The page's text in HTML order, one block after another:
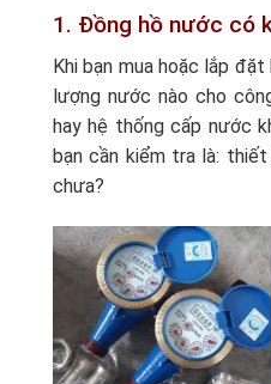
1. Đồng hồ nước có
Khi bạn mua hoặc lắp
lượng nước nào cho
hay hệ thống cấp nước
bạn cần kiểm tra là:
chưa?